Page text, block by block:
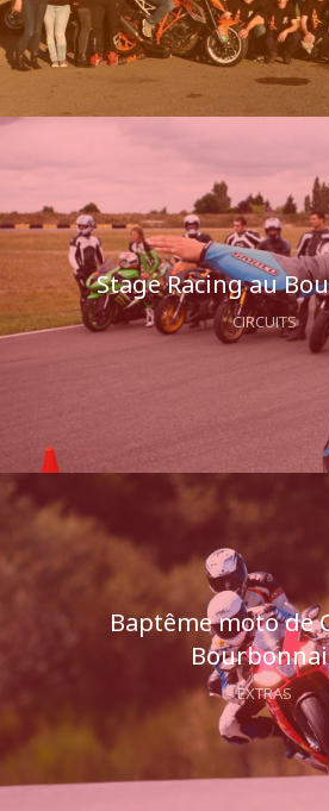
Stage Racing au
CIRCUITS
Baptême moto de
EXTRAS